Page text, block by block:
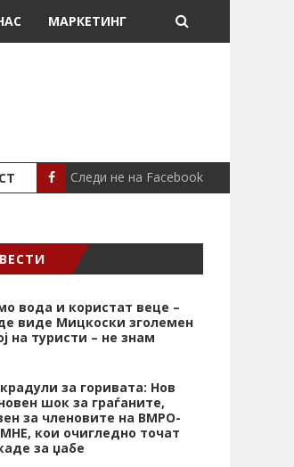
МАРКЕТИНГ
СЦЕНА СЕВЕРИНА ВО
Следи не на Facebook
вода и користат веце –
виде Мицкоски зголемен
на туристи – не знам
за горивата: Нов
шок за граѓаните,
за членовите на ВМРО-
кои очигледно точат
за џабе